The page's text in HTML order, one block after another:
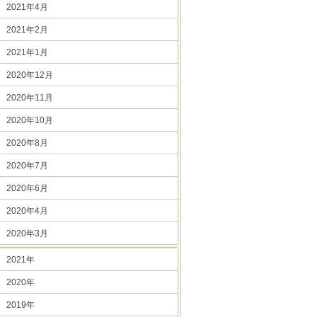
2021年4月
2021年2月
2021年1月
2020年12月
2020年11月
2020年10月
2020年8月
2020年7月
2020年6月
2020年4月
2020年3月
2021年
2020年
2019年